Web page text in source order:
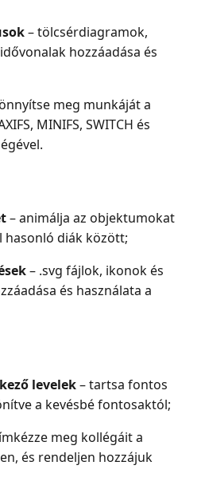
– tölcsérdiagramok,
hozzáadása és
meg munkáját a
MINIFS, SWITCH és
– animálja az objektumokat
hasonló diák között;
– .svg fájlok, ikonok és
és használata a
levelek– tartsa fontos
a kevésbé fontosaktól;
meg kollégáit a
és rendeljen hozzájuk